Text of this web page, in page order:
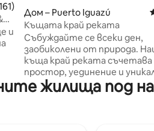
4,99 от 5, 161 отзива
и
Дом – Puerto Iguazú
Къщата край реката
Събуждайте се всеки ден,
заобиколени от природа.
къща край реката съчетава
простор, уединение и
местоположение между
Мисионес и водата. С 2
жилища под